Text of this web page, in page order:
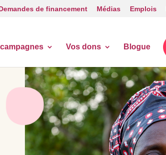
de financement Médias Emplois
Vos dons Blogue